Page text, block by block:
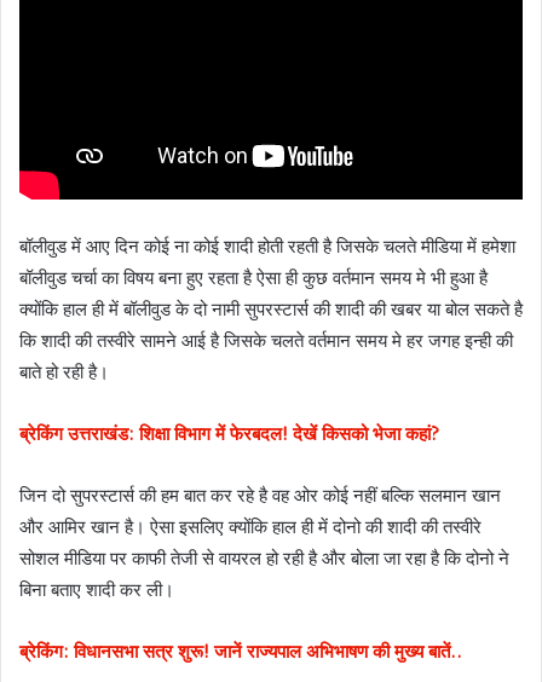
बॉलीवुड में आए दिन कोई ना कोई शादी होती रहती है जिसके चलते मीडिया में हमेशा
बॉलीवुड चर्चा का विषय बना हुए रहता है ऐसा ही कुछ वर्तमान समय मे भी हुआ है
क्योंकि हाल ही में बॉलीवुड के दो नामी सुपरस्टार्स की शादी की खबर या बोल सकते है
कि शादी की तस्वीरे सामने आई है जिसके चलते वर्तमान समय मे हर जगह इन्ही की
बाते हो रही है।
ब्रेकिंग उत्तराखंड: शिक्षा विभाग में फेरबदल! देखें किसको भेजा कहां?
जिन दो सुपरस्टार्स की हम बात कर रहे है वह ओर कोई नहीं बल्कि सलमान खान
और आमिर खान है। ऐसा इसलिए क्योंकि हाल ही में दोनो की शादी की तस्वीरे
सोशल मीडिया पर काफी तेजी से वायरल हो रही है और बोला जा रहा है कि दोनो ने
बिना बताए शादी कर ली।
ब्रेकिंग: विधानसभा सत्र शुरू! जानें राज्यपाल अभिभाषण की मुख्य बातें..